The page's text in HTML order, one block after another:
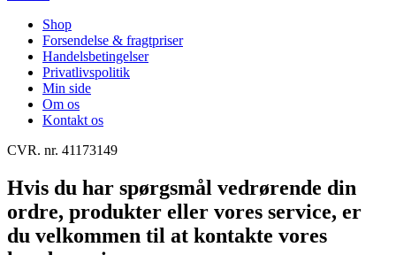
Shop
Forsendelse & fragtpriser
Handelsbetingelser
Privatlivspolitik
Min side
Om os
Kontakt os
CVR. nr. 41173149
Hvis du har spørgsmål vedrørende din
ordre, produkter eller vores service, er
du velkommen til at kontakte vores